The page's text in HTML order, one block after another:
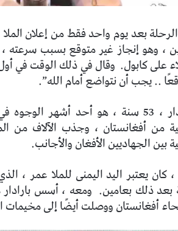
بعد يوم واحد فقط من إعلان
، وهو إنجاز غير متوقع بسبب سرعته
على كابول. وقال في ذلك الوقت في أول
.. يجب أن نتواضع أمام الله”.
في حركة طالبان.
من أفغانستان ، وجذب الآلاف من
الجهاديين الأفغان والأجانب.
بعد ذلك بعامين. ومعه ، أسس
أفغانستان ووصلت أيضًا إلى مخيمات